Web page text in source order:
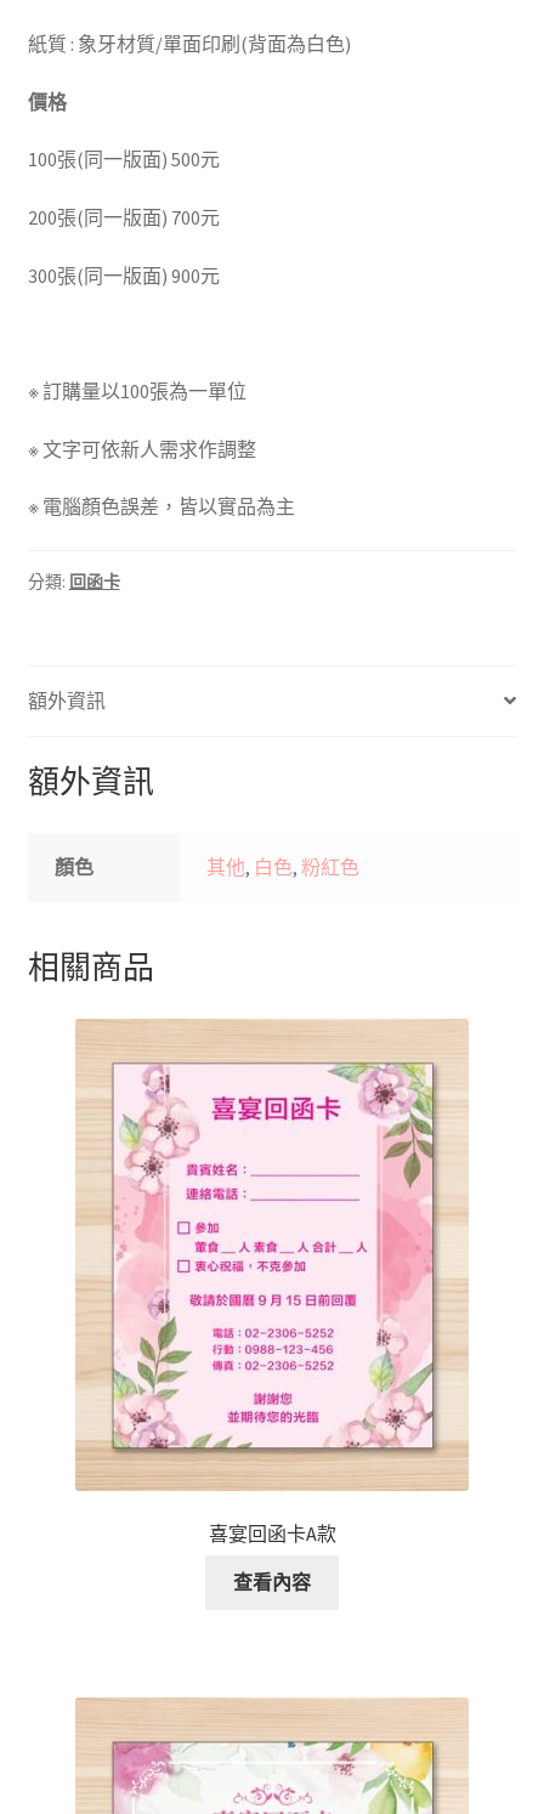
紙質 : 象牙材質/單面印刷(背面為白色)
價格
100張(同一版面) 500元
200張(同一版面) 700元
300張(同一版面) 900元
※ 訂購量以100張為一單位
※ 文字可依新人需求作調整
※ 電腦顏色誤差，皆以實品為主
分類: 回函卡
額外資訊
額外資訊
顏色 其他, 白色,粉紅色
相關商品
喜宴回函卡A款
查看內容